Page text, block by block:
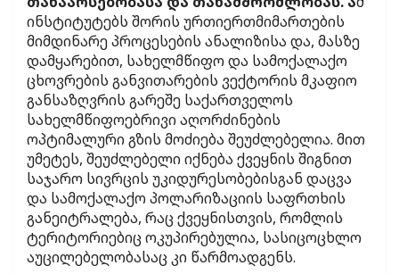
ინსტიტუტებს შორის ურთიერთმიმართების
მიმდინარე პროცესების ანალიზისა და, მასზე
დამყარებით, სახელმწიფო და სამოქალაქო
ცხოვრების განვითარების ვექტორის მკაფიო
განსაზღვრის გარეშე საქართველოს
სახელმწიფოებრივი აღორძინების
ოპტიმალური გზის მოძიება შეუძლებელია. მით
უმეტეს, შეუძლებელი იქნება ქვეყნის შიგნით
საჯარო სივრცის უკიდურესობებისგან დაცვა
და სამოქალაქო პოლარიზაციის საფრთხის
განეიტრალება, რაც ქვეყნისთვის, რომლის
ტერიტორიებიც ოკუპირებულია, სასიცოცხლო
აუცილებელობასაც კი წარმოადგენს.